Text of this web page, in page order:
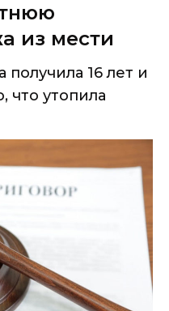
из мести
16 лет и
что утопила